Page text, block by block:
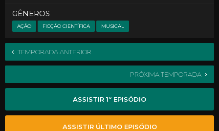
GÊNEROS
AÇÃO FICÇÃO CIENTÍFICA MUSICAL
TEMPORADA ANTERIOR
PRÓXIMA TEMPORADA
ASSISTIR 1º EPISÓDIO
ASSISTIR ÚLTIMO EPISÓDIO